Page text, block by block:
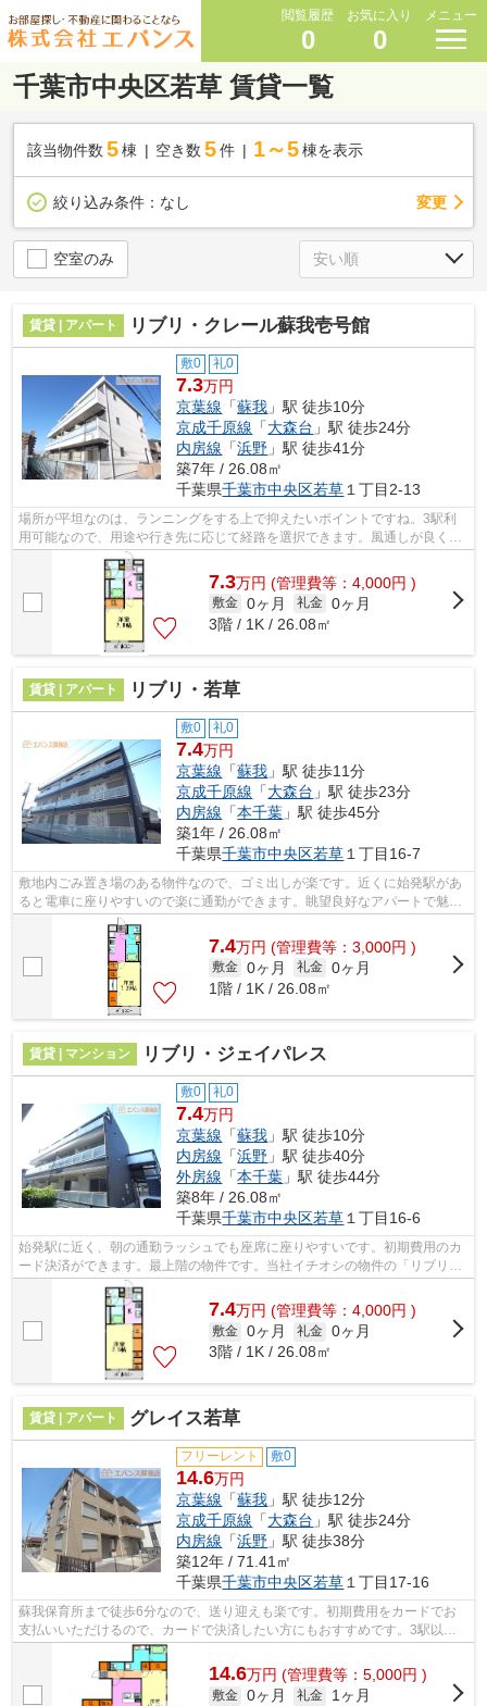
閲覧履歴
0
お気に入り
0
メニュー
千葉市中央区若草 賃貸一覧
該当物件数 5棟 空き数 5 件 1～5 棟を表示
絞り込み条件： なし 変更
空室のみ
賃貸 | アパート リブリ・クレール蘇我壱号館
敷0 礼0
7.3万円
京葉線 「蘇我 」駅 徒歩10分
京成千原線 「大森台 」駅 徒歩24分
内房線 「浜野 」駅 徒歩41分
築7年 / 26.08㎡
千葉県千葉市中央区若草１丁目2-13
場所が平坦なのは、ランニングをする上で抑えたいポイントですね。3駅利
用可能なので、用途や行き先に応じて経路を選択できます。風通しが良く、
湿気やカビの心配が少ない物件です。こ...
7.3万円 (管理費等：4,000円 )
敷金 0ヶ月 礼金 0ヶ月
3階 / 1K / 26.08㎡
賃貸 | アパート リブリ・若草
敷0 礼0
7.4万円
京葉線 「蘇我 」駅 徒歩11分
京成千原線 「大森台 」駅 徒歩23分
内房線 「本千葉 」駅 徒歩45分
築1年 / 26.08㎡
千葉県千葉市中央区若草 １丁目16-7
敷地内ごみ置き場のある物件なので、ゴミ出しが楽です。近くに始発駅があ
ると電車に座りやすいので楽に通勤ができます。眺望良好なアパートで魅力
的です。新着情報：リブリ・若草の空...
7.4万円 (管理費等：3,000円 )
敷金 0ヶ月 礼金 0ヶ月
1階 / 1K / 26.08㎡
賃貸 | マンション リブリ・ジェイパレス
敷0 礼0
7.4万円
京葉線 「蘇我 」駅 徒歩10分
内房線 「浜野 」駅 徒歩40分
外房線 「本千葉 」駅 徒歩44分
築8年 / 26.08㎡
千葉県千葉市中央区若草 １丁目16-6
始発駅に近く、朝の通勤ラッシュでも座席に座りやすいです。初期費用のカ
ード決済ができます。最上階の物件です。当社イチオシの物件の「リブリ・
ジェイパレス」。ぜひ一度ご覧くださ...
7.4万円 (管理費等：4,000円 )
敷金 0ヶ月 礼金 0ヶ月
3階 / 1K / 26.08㎡
賃貸 | アパート グレイス若草
フリーレント 敷0
14.6万円
京葉線 「蘇我 」駅 徒歩12分
京成千原線 「大森台 」駅 徒歩24分
内房線 「浜野 」駅 徒歩38分
築12年 / 71.41㎡
千葉県千葉市中央区若草 １丁目17-16
蘇我保育所まで徒歩6分なので、送り迎えも楽です。初期費用をカードでお
支払いいただけるので、カードで決済したい方にもおすすめです。3駅以上
利用可能な物件なのでアクセスの幅が広...
14.6万円 (管理費等：5,000円 )
敷金 0ヶ月 礼金
1ヶ月